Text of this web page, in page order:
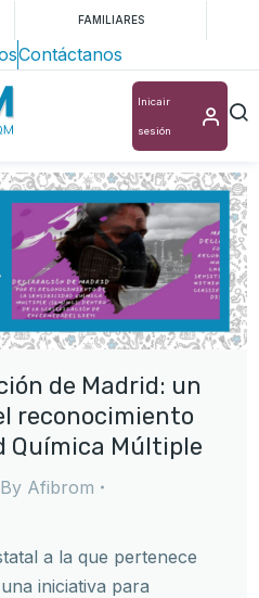
FAMILIARES
Contáctanos
Inicair
sesión
de Madrid: un
reconocimiento
Química Múltiple
By Afibrom
a la que pertenece
iniciativa para